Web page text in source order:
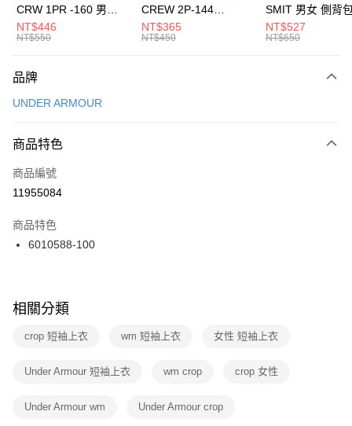
元大商業銀行
台灣樂天信用卡公司
全盈+PAY
AFTEE先享後付
【關於「AFTEE先享後付」】
便利好安心！
３．安心：先確認商品／服務後，再付款。
【「AFTEE先享後付」結帳流程】
１．於結帳方式選擇「AFTEE先享後付」後，將跳轉至「AFTEE先享後付」
２．訂單成立數日內，您將收到繳費通知簡訊。
３．收到繳費通知簡訊後14天內，點擊此簡訊中的連結，可透過四大超商／
ATM／網路銀行／等多元方式進行付款，方視為交易完成。
※ 交易是否成功請以「AFTEE先享後付 」之結帳頁面顯示為準，若有關於
是否繳費成功／繳費後需取消欲退款等相關疑問，請聯繫「AFTEE先享後付
客戶支援中心」https://netprotections.freshdesk.com/support/home
１．透過由恩沛科技股份有限公司提供之「AFTEE先享後付」服務完成之交
權轉讓予恩沛科技股份有限公司。
運送方式
每筆NT$100，滿NT$1,500(含以上)免運費
宅配
每筆NT$100，滿NT$1,500(含以上)免運費
付款後門市自取
每筆NT$100，滿NT$1,500(含以上)免運費
CRW 1PR -160 男女
中統襪 FZ3393100
NT$446
NT$550
CREW 2P-144
EMBRDY 男女 短統襪
FZ3073133
NT$365
NT$450
SMIT 男女 側背
BA5871010
NT$527
NT$650
品牌
UNDER ARMOUR
商品特色
商品編號
11955084
商品特色
6010588-100
相關分類
crop 短袖上衣 wm 短袖上衣 女性 短袖上衣
Under Armour 短袖上衣 wm crop crop 女性
Under Armour wm Under Armour crop